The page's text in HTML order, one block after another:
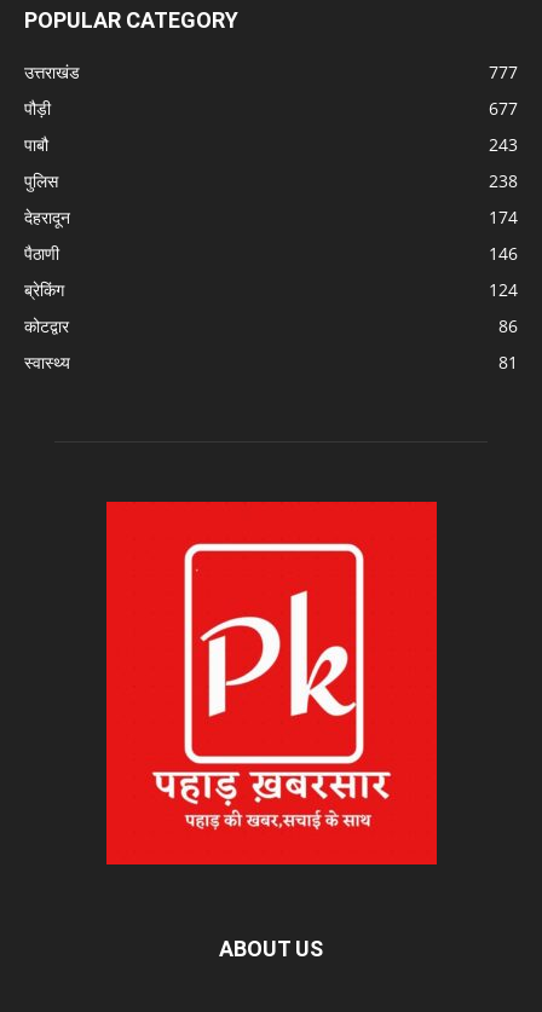
POPULAR CATEGORY
उत्तराखंड
777
पौड़ी
677
पाबौ
243
पुलिस
238
देहरादून
174
पैठाणी
146
ब्रेकिंग
124
कोटद्वार
86
स्वास्थ्य
81
ABOUT US